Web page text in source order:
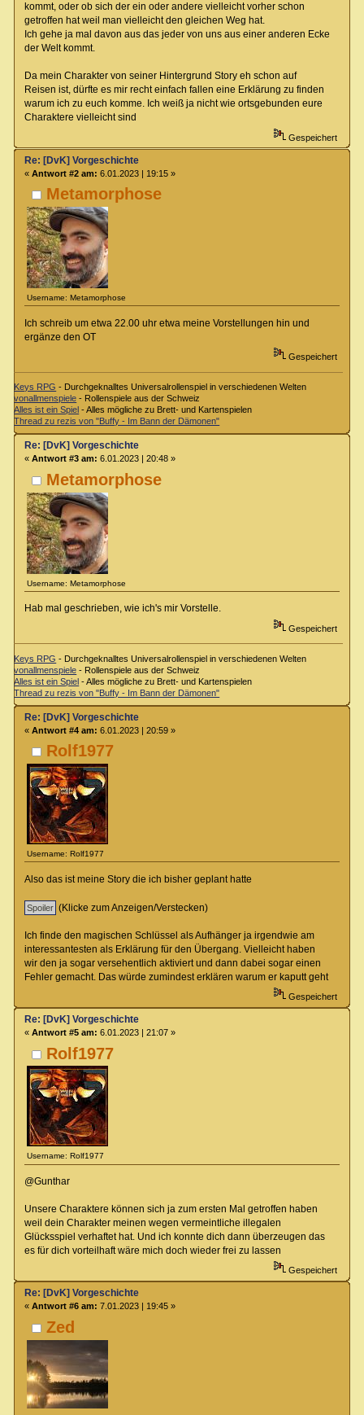
kommt, oder ob sich der ein oder andere vielleicht vorher schon
getroffen hat weil man vielleicht den gleichen Weg hat.
Ich gehe ja mal davon aus das jeder von uns aus einer anderen Ecke
der Welt kommt.
Da mein Charakter von seiner Hintergrund Story eh schon auf
Reisen ist, dürfte es mir recht einfach fallen eine Erklärung zu finden
warum ich zu euch komme. Ich weiß ja nicht wie ortsgebunden eure
Charaktere vielleicht sind
Gespeichert
Metamorphose
Username: Metamorphose
Re: [DvK] Vorgeschichte
« Antwort #2 am: 6.01.2023 | 19:15 »
Ich schreib um etwa 22.00 uhr etwa meine Vorstellungen hin und
ergänze den OT
Gespeichert
Keys RPG - Durchgeknalltes Universalrollenspiel in verschiedenen Welten
vonallmenspiele - Rollenspiele aus der Schweiz
Alles ist ein Spiel - Alles mögliche zu Brett- und Kartenspielen
Thread zu rezis von "Buffy - Im Bann der Dämonen"
Metamorphose
Username: Metamorphose
Re: [DvK] Vorgeschichte
« Antwort #3 am: 6.01.2023 | 20:48 »
Hab mal geschrieben, wie ich's mir Vorstelle.
Gespeichert
Keys RPG - Durchgeknalltes Universalrollenspiel in verschiedenen Welten
vonallmenspiele - Rollenspiele aus der Schweiz
Alles ist ein Spiel - Alles mögliche zu Brett- und Kartenspielen
Thread zu rezis von "Buffy - Im Bann der Dämonen"
Rolf1977
Username: Rolf1977
Re: [DvK] Vorgeschichte
« Antwort #4 am: 6.01.2023 | 20:59 »
Also das ist meine Story die ich bisher geplant hatte
(Klicke zum Anzeigen/Verstecken)
Ich finde den magischen Schlüssel als Aufhänger ja irgendwie am
interessantesten als Erklärung für den Übergang. Vielleicht haben
wir den ja sogar versehentlich aktiviert und dann dabei sogar einen
Fehler gemacht. Das würde zumindest erklären warum er kaputt geht
Gespeichert
Rolf1977
Username: Rolf1977
Re: [DvK] Vorgeschichte
« Antwort #5 am: 6.01.2023 | 21:07 »
@Gunthar
Unsere Charaktere können sich ja zum ersten Mal getroffen haben
weil dein Charakter meinen wegen vermeintliche illegalen
Glücksspiel verhaftet hat. Und ich konnte dich dann überzeugen das
es für dich vorteilhaft wäre mich doch wieder frei zu lassen
Gespeichert
Zed
Re: [DvK] Vorgeschichte
« Antwort #6 am: 7.01.2023 | 19:45 »